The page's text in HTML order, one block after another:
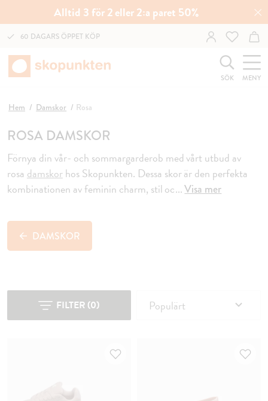
Alltid 3 för 2 eller 2:a paret 50%
60 DAGARS ÖPPET KÖP
SÖK MENY
Hem Damskor Rosa
ROSA DAMSKOR
Förnya din vår- och sommargarderob med vårt utbud av
rosa damskorhos Skopunkten. Dessa skor är den perfekta
kombinationen av feminin charm, stil oc...Visa mer
DAMSKOR
FILTER (0) Populärt